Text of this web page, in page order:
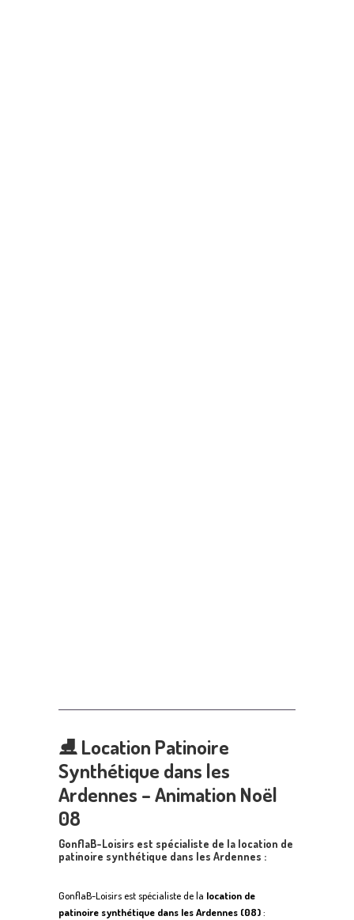
⛸Location Patinoire
Synthétique dans les
Ardennes – Animation Noël
08
GonflaB-Loisirs est spécialiste de la location de
patinoire synthétique dans les Ardennes :
GonflaB-Loisirs est spécialiste de la location de
patinoire synthétique dans les Ardennes (08):